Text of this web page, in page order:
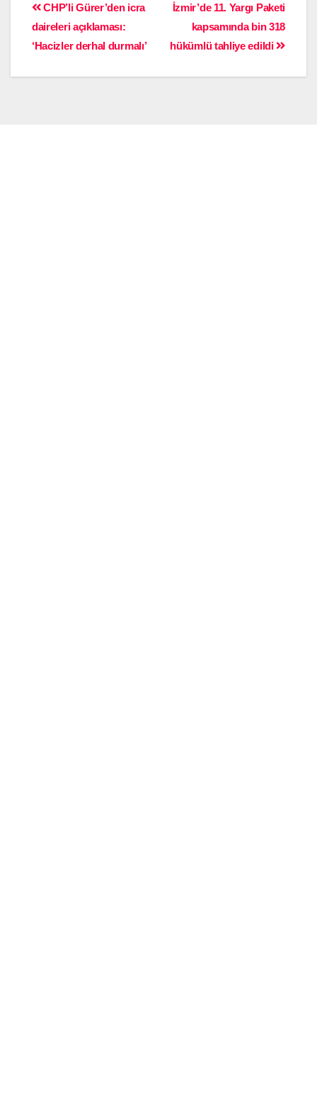
İzmir’de 11. Yargı Paketi
kapsamında bin 318
hükümlü tahliye edildi
CHP’li Gürer’den icra
daireleri açıklaması:
‘Hacizler derhal durmalı’